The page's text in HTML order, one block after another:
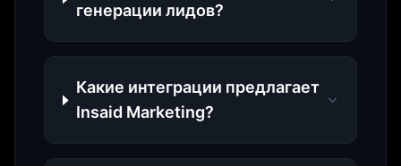
генерации лидов?
Какие интеграции предлагает
Insaid Marketing?